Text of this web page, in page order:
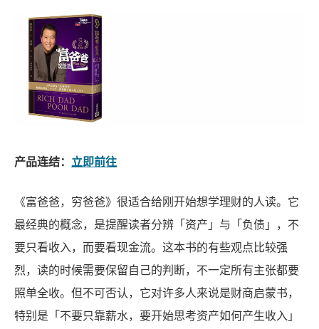
产品连结： 立即前往
《富爸爸，穷爸爸》很适合给刚开始想学理财的人读。它
最经典的概念，是提醒读者分辨「资产」与「负债」，不
要只看收入，而要看现金流。这本书的有些观点比较强
烈，读的时候需要保留自己的判断，不一定所有主张都要
照单全收。但不可否认，它对许多人来说是财商启蒙书，
特别是「不要只靠薪水，要开始思考资产如何产生收入」